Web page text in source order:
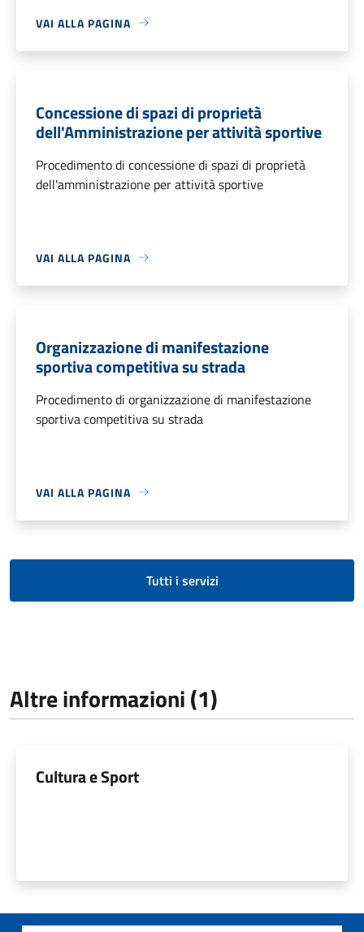
VAI ALLA PAGINA
Concessione di spazi di proprietà
dell'Amministrazione per attività sportive
Procedimento di concessione di spazi di proprietà
dell'amministrazione per attività sportive
VAI ALLA PAGINA
Organizzazione di manifestazione
sportiva competitiva su strada
Procedimento di organizzazione di manifestazione
sportiva competitiva su strada
VAI ALLA PAGINA
Tutti i servizi
Altre informazioni (1)
Cultura e Sport